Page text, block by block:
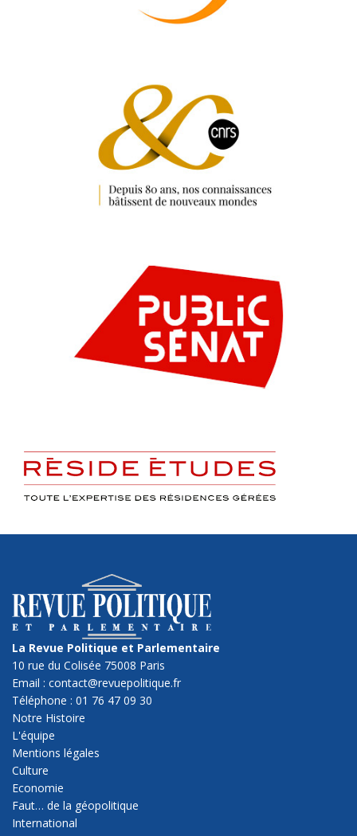
La Revue Politique et Parlementaire
10 rue du Colisée 75008 Paris
Email : contact@revuepolitique.fr
Téléphone : 01 76 47 09 30
Notre Histoire
L'équipe
Mentions légales
Culture
Economie
Faut… de la géopolitique
International